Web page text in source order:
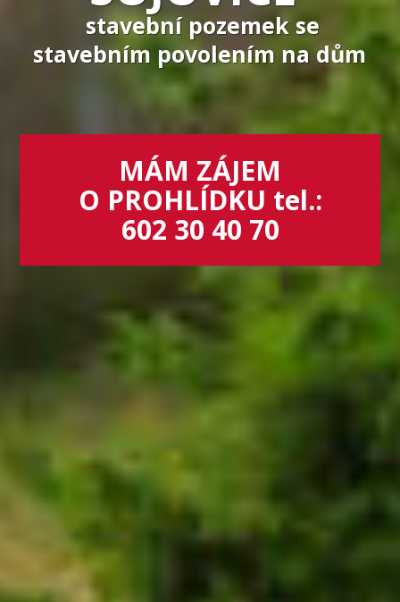
stavební pozemek se
stavebním povolením na dům
MÁM ZÁJEM
O PROHLÍDKU tel.:
602 30 40 70